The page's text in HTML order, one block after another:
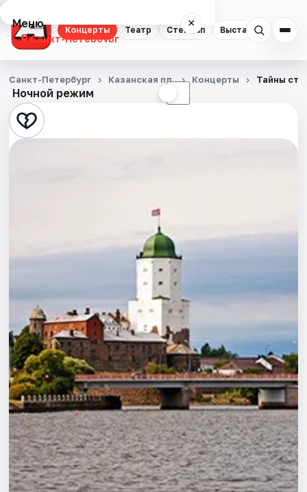
Концерты Театр Стендап Выставки
Меню ×
Санкт-Петербург
Концерты
Театр
Стендап
Города
Площадки
Артисты
Рейтинги
Ночной режим ☾
Санкт-Петербург Казанская пл. Концерты Тайны